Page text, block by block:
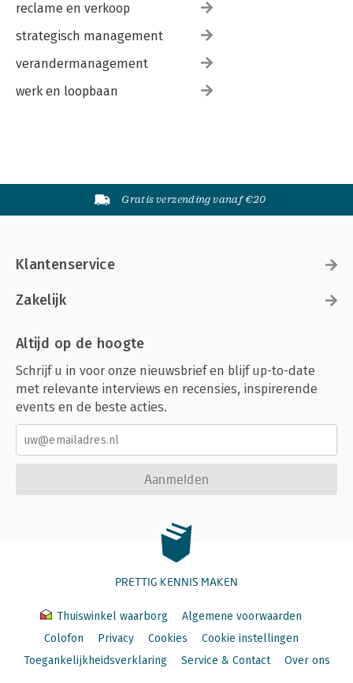
reclame en verkoop
strategisch management
verandermanagement
werk en loopbaan
Gratis verzending vanaf €20
Klantenservice
Zakelijk
Altijd op de hoogte
Schrijf u in voor onze nieuwsbrief en blijf up-to-date
met relevante interviews en recensies, inspirerende
events en de beste acties.
Aanmelden
PRETTIG KENNIS MAKEN
Thuiswinkel waarborg
Algemene voorwaarden
Colofon
Privacy Cookies
Cookie instellingen
Toegankelijkheidsverklaring
Service & Contact Over ons